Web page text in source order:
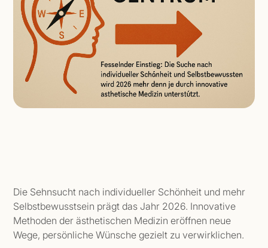
Die Sehnsucht nach individueller Schönheit und mehr
Selbstbewusstsein prägt das Jahr 2026. Innovative
Methoden der ästhetischen Medizin eröffnen neue
Wege, persönliche Wünsche gezielt zu verwirklichen.